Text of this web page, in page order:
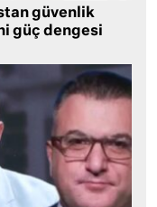
güvenlik
güç dengesi